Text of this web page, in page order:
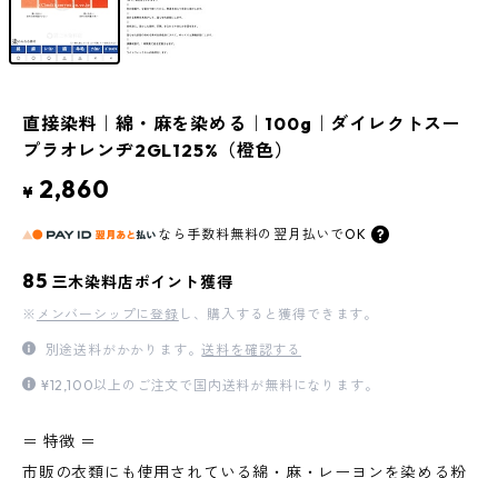
直接染料｜綿・麻を染める｜100g｜ダイレクトスー
プラオレンヂ2GL125%（橙色）
¥ 2,860
なら 手数料無料の 翌月払いでOK
85 三木染料店ポイント獲得
※ メンバーシップに登録 し、購入すると獲得できます。
別途送料がかかります。送料を確認する
¥12,100以上のご注文で国内送料が無料になります。
＝ 特徴 ＝
市販の衣類にも使用されている綿・麻・レーヨンを染める粉